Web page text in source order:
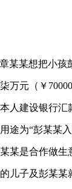
某某想把小
万元（￥
人建设银行
途为“彭某
是合作做生
儿子及彭某